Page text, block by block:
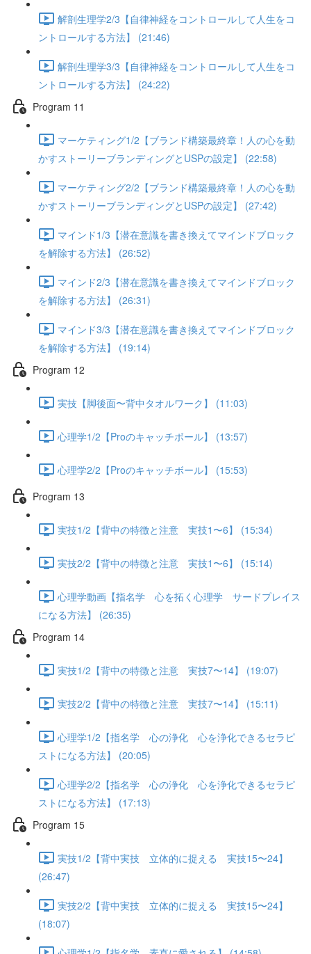
解剖生理学2/3【自律神経をコントロールして人生をコ
ントロールする方法】 (21:46)
解剖生理学3/3【自律神経をコントロールして人生をコ
ントロールする方法】 (24:22)
Program 11
マーケティング1/2【ブランド構築最終章！人の心を動
かすストーリーブランディングとUSPの設定】 (22:58)
マーケティング2/2【ブランド構築最終章！人の心を動
かすストーリーブランディングとUSPの設定】 (27:42)
マインド1/3【潜在意識を書き換えてマインドブロック
を解除する方法】 (26:52)
マインド2/3【潜在意識を書き換えてマインドブロック
を解除する方法】 (26:31)
マインド3/3【潜在意識を書き換えてマインドブロック
を解除する方法】 (19:14)
Program 12
実技【脚後面〜背中タオルワーク】 (11:03)
心理学1/2【Proのキャッチボール】 (13:57)
心理学2/2【Proのキャッチボール】 (15:53)
Program 13
実技1/2【背中の特徴と注意 実技1〜6】 (15:34)
実技2/2【背中の特徴と注意 実技1〜6】 (15:14)
心理学動画【指名学 心を拓く心理学 サードプレイス
になる方法】 (26:35)
Program 14
実技1/2【背中の特徴と注意 実技7〜14】 (19:07)
実技2/2【背中の特徴と注意 実技7〜14】 (15:11)
心理学1/2【指名学 心の浄化 心を浄化できるセラピ
ストになる方法】 (20:05)
心理学2/2【指名学 心の浄化 心を浄化できるセラピ
ストになる方法】 (17:13)
Program 15
実技1/2【背中実技 立体的に捉える 実技15〜24】
(26:47)
実技2/2【背中実技 立体的に捉える 実技15〜24】
(18:07)